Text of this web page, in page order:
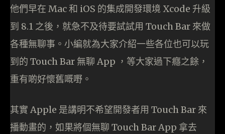
他們早在 Mac 和 iOS 的集成開發環境 Xcode 升級
到 8.1 之後，就急不及待要試試用 Touch Bar 來做
各種無聊事。小編就為大家介紹一些各位也可以玩
到的 Touch Bar 無聊 App ，等大家過下癮之餘，
重有啲好懷舊嘅嘢。
其實 Apple 是講明不希望開發者用 Touch Bar 來
播動畫的，如果將個無聊 Touch Bar App 拿去